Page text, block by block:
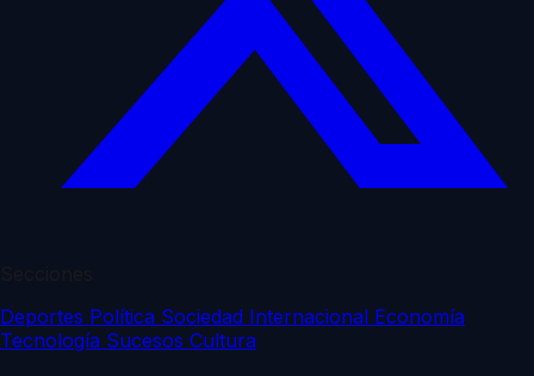
Deportes Política Sociedad Internacional Economía
Tecnología Sucesos Cultura